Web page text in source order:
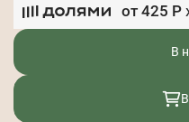
от 425 Р
В